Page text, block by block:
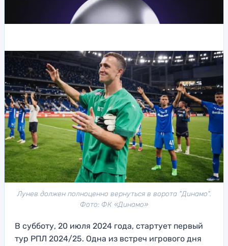
Лунев должен полноценно вернуться в ворота "Динамо".
Фото: ФК «Динамо»
В субботу, 20 июля 2024 года, стартует первый
тур РПЛ 2024/25. Одна из встреч игрового дня